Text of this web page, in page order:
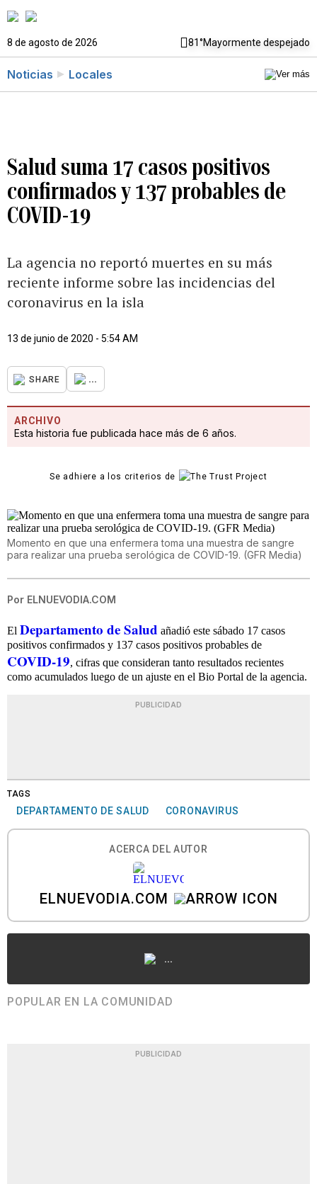
8 de agosto de 2026 81°Mayormente despejado
Noticias Locales
Salud suma 17 casos positivos
confirmados y 137 probables de
COVID-19
La agencia no reportó muertes en su más
reciente informe sobre las incidencias del
coronavirus en la isla
13 de junio de 2020 - 5:54 AM
SHARE ...
ARCHIVO
Esta historia fue publicada hace más de 6 años.
Se adhiere a los criterios de
Momento en que una enfermera toma una muestra de sangre
para realizar una prueba serológica de COVID-19. (GFR Media)
Por ELNUEVODIA.COM
El Departamento de Salud añadió este sábado 17 casos
positivos confirmados y 137 casos positivos probables de
COVID-19, cifras que consideran tanto resultados recientes
como acumulados luego de un ajuste en el Bio Portal de la agencia.
PUBLICIDAD
TAGS
DEPARTAMENTO DE SALUD CORONAVIRUS
ACERCA DEL AUTOR
ELNUEVODIA.COM
...
POPULAR EN LA COMUNIDAD
PUBLICIDAD